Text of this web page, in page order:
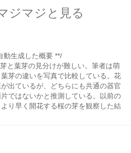
ジマジと見る
動生成した概要 **/
と葉芽の見分けが難しい。筆者は萌
芽の違いを写真で比較している。花
出ているが、どちらにも共通の器官
ではないかと推測している。以前の
り早く開花する桜の芽を観察した結